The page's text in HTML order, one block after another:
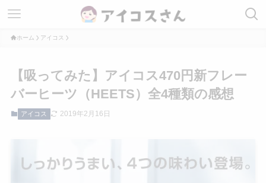
ホーム アイコス
【吸ってみた】アイコス470円新フレー
バーヒーツ（HEETS）全4種類の感想
アイコス 2019年2月16日